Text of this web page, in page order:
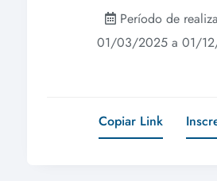
Período de
01/03/2025 a 01/
Copiar Link